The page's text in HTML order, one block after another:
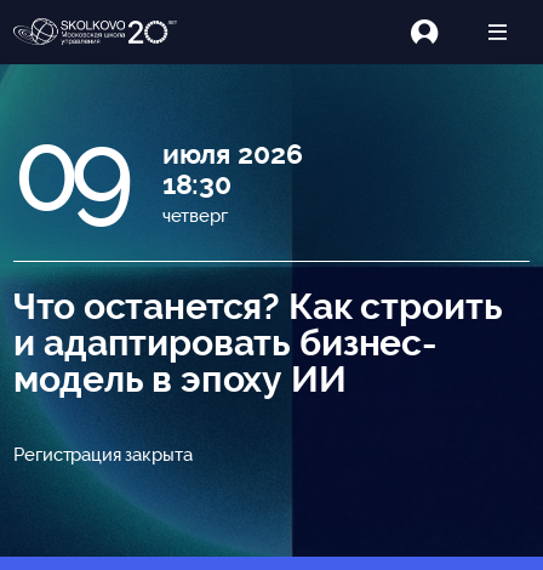
09
июля 2026
18:30
четверг
Что останется? Как строить
и адаптировать бизнес-
модель в эпоху ИИ
Регистрация закрыта